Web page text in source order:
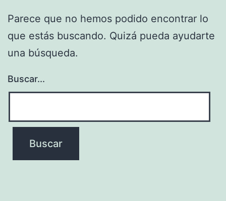
Parece que no hemos podido encontrar lo
que estás buscando. Quizá pueda ayudarte
una búsqueda.
Buscar...